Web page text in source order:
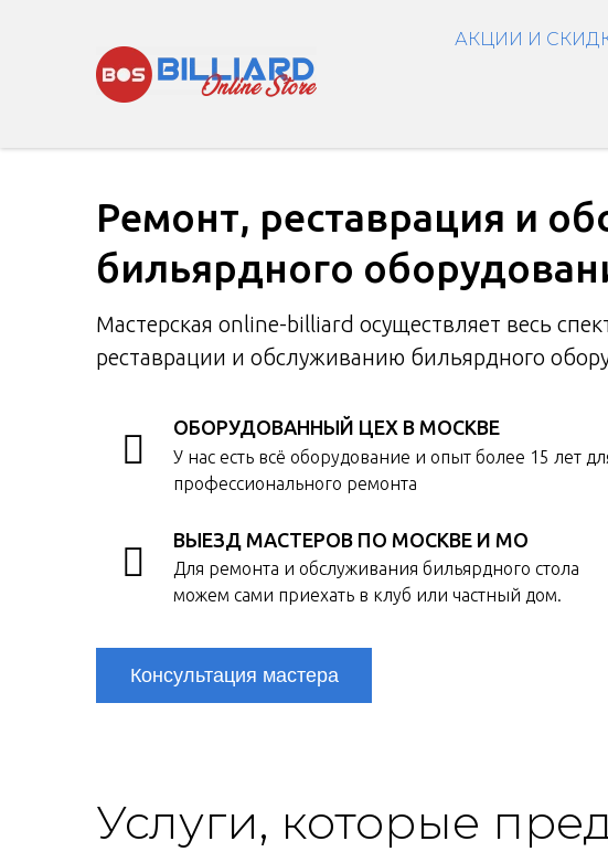
АКЦИИ И
Ремонт, реставрация и
бильярдного
Консультация мастера
Мастерская online-billiard осуществляет весь
реставрации и обслуживанию бильярдного
ОБОРУДОВАННЫЙ ЦЕХ В МОСКВЕ
ВЫЕЗД МАСТЕРОВ ПО МОСКВЕ И МО
У нас есть всё оборудование и опыт более 15 лет
профессионального ремонта
Для ремонта и обслуживания бильярдного стола
можем сами приехать в клуб или частный дом.
Услуги, которые